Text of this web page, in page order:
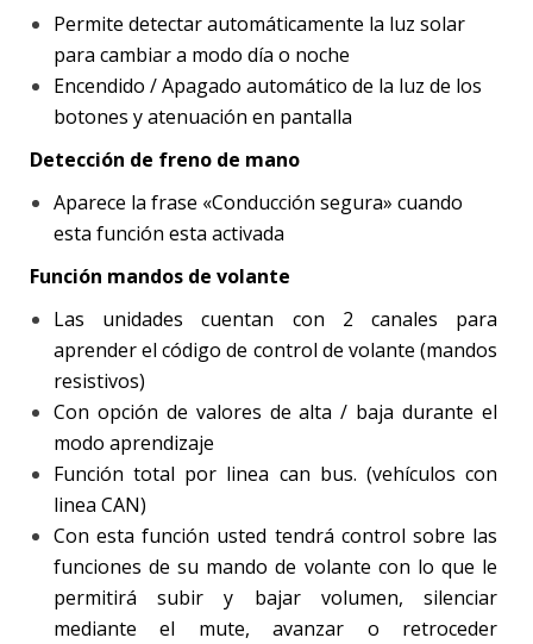
Permite detectar automáticamente la luz solar
para cambiar a modo día o noche
Encendido / Apagado automático de la luz de los
botones y atenuación en pantalla
Detección de freno de mano
Aparece la frase «Conducción segura» cuando
esta función esta activada
Función mandos de volante
Las unidades cuentan con 2 canales para
aprender el código de control de volante (mandos
resistivos)
Con opción de valores de alta / baja durante el
modo aprendizaje
Función total por linea can bus. (vehículos con
linea CAN)
Con esta función usted tendrá control sobre las
funciones de su mando de volante con lo que le
permitirá subir y bajar volumen, silenciar
mediante el mute, avanzar o retroceder